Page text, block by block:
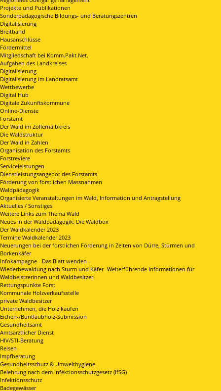
Projekte und Publikationen
Sonderpädagogische Bildungs- und Beratungszentren
Digitalisierung
Breitband
Hausanschlüsse
Fördermittel
Mitgliedschaft bei Komm.Pakt.Net.
Aufgaben des Landkreises
Digitalisierung
Digitalisierung im Landratsamt
Wettbewerbe
Digital Hub
Digitale Zukunftskommune
Online-Dienste
Forstamt
Der Wald im Zollernalbkreis
Die Waldstruktur
Der Wald in Zahlen
Organisation des Forstamts
Forstreviere
Serviceleistungen
Dienstleistungsangebot des Forstamts
Förderung von forstlichen Massnahmen
Waldpädagogik
Organisierte Veranstaltungen im Wald, Information und Antragstellung
Aktuelles / Sonstiges
Weitere Links zum Thema Wald
Neues in der Waldpädagogik: Die Waldbox
Der Waldkalender 2023
Termine Waldkalender 2023
Neuerungen bei der forstlichen Förderung in Zeiten von Dürre, Stürmen und
Borkenkäfer
Infokampagne - Das Blatt wenden -
Wiederbewaldung nach Sturm und Käfer -Weiterführende Informationen für
Waldbeistzerinnen und Waldbesitzer-
Rettungspunkte Forst
Kommunale Holzverkaufsstelle
private Waldbesitzer
Unternehmen, die Holz kaufen
Eichen-/Buntlaubholz-Submission
Gesundheitsamt
Amtsärztlicher Dienst
HIV/STI-Beratung
Reisen
Impfberatung
Gesundheitsschutz & Umwelthygiene
Belehrung nach dem Infektionsschutzgesetz (IfSG)
Infektionsschutz
Badegewässer